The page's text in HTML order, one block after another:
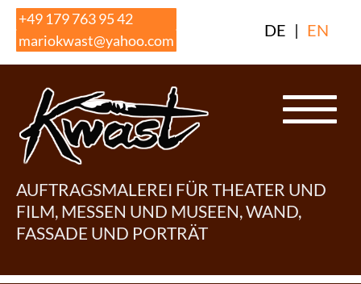
Skip
content
+49 179 763 95 42
mariokwast@yahoo.com
DE | EN
AUFTRAGSMALEREI FÜR THEATER UND
FILM, MESSEN UND MUSEEN, WAND,
FASSADE UND PORTRÄT